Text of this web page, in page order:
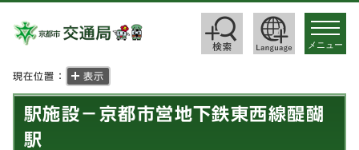
toggle
メニュー
現在位置： 表示
駅施設－京都市営地下鉄東西線醍醐
駅